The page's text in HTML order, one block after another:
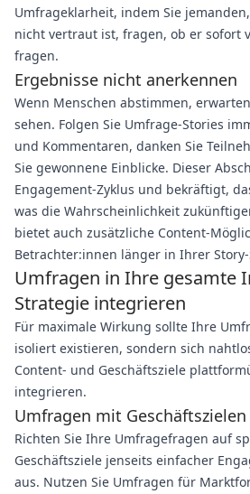
Umfrageklarheit, indem Sie
nicht vertraut ist, fragen, ob er sofort
fragen.
Ergebnisse nicht anerkennen
Wenn Menschen abstimmen,
sehen. Folgen Sie Umfrage-Stories
und Kommentaren, danken Sie
Sie gewonnene Einblicke. Dieser
Engagement-Zyklus und bekräftigt,
was die Wahrscheinlichkeit
bietet auch zusätzliche Content-
Betrachter:innen länger in Ihrer
Umfragen in Ihre gesamte
Strategie integrieren
Für maximale Wirkung sollte Ihre
isoliert existieren, sondern sich
Content- und Geschäftsziele
integrieren.
Umfragen mit
Richten Sie Ihre Umfragefragen auf
Geschäftsziele jenseits einfacher
aus. Nutzen Sie Umfragen für